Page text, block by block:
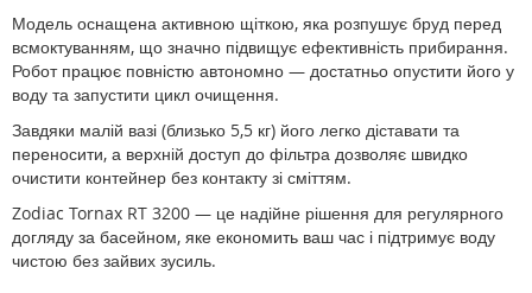
Модель оснащена активною щіткою, яка розпушує бруд перед
всмоктуванням, що значно підвищує ефективність прибирання.
Робот працює повністю автономно — достатньо опустити його у
воду та запустити цикл очищення.
Завдяки малій вазі (близько 5,5 кг) його легко діставати та
переносити, а верхній доступ до фільтра дозволяє швидко
очистити контейнер без контакту зі сміттям.
Zodiac Tornax RT 3200 — це надійне рішення для регулярного
догляду за басейном, яке економить ваш час і підтримує воду
чистою без зайвих зусиль.